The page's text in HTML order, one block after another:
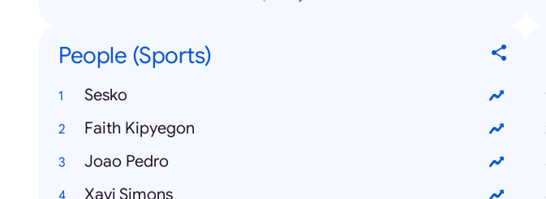
People (Sports)
Sesko
Faith Kipyegon
Joao Pedro
Xavi Simons